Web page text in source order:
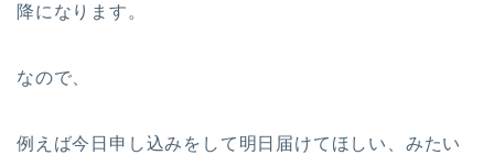
降になります。
なので、
例えば今日申し込みをして明日届けてほしい、みたい